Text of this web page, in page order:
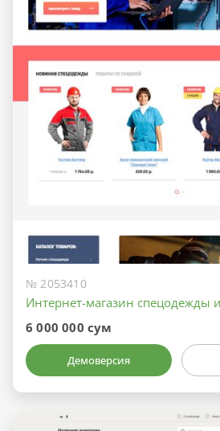
№ 2053410
Интернет-магазин спецодежды
6 000 000 сум
Демоверсия